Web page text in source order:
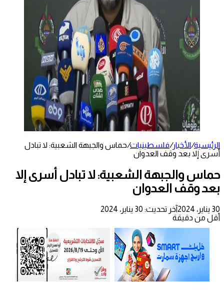
الرئيسية/الأخبار/فلسطينيات/حماس والجبهة الشعبية: لا تبادل
أسرى إلا بعد وقف العدوان
حماس والجبهة الشعبية: لا تبادل أسرى إلا
بعد وقف العدوان
30 يناير، 2024
آخر تحديث: 30 يناير، 2024
أقل من دقيقة